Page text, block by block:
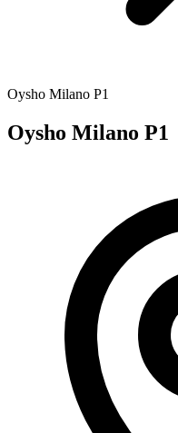
Oysho Milano P1
Oysho Milano P1